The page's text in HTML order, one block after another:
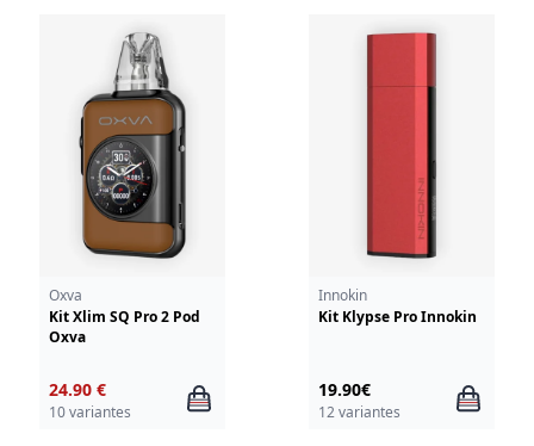
Oxva
Kit Xlim SQ Pro 2 Pod
Oxva
24.90 €
10 variantes
Innokin
Kit Klypse Pro Innokin
19.90€
12 variantes